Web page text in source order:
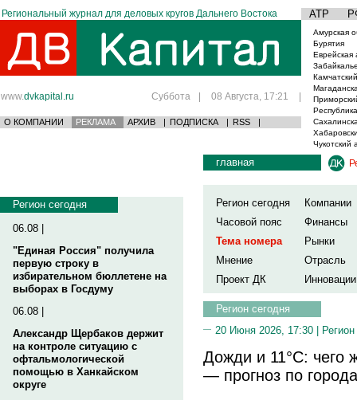
Региональный журнал для деловых кругов Дальнего Востока АТР
www.dvkapital.ru Суббота | 08 Августа, 17:21 |
О КОМПАНИИ РЕКЛАМА АРХИВ | ПОДПИСКА | RSS |
Амурская
Бурятия
Еврейская
Чукотский
Регион сегодня
06.08 |
"Единая Россия" получила
первую строку в
избирательном бюллетене на
выборах в Госдуму
06.08 |
Александр Щербаков держит
на контроле ситуацию с
офтальмологической
помощью в Ханкайском
округе
главная
Регион сегодня
Компании
Часовой пояс
Финансы
Тема номера
Рынки
Мнение
Отрасль
Проект ДК
Инновации
Регион сегодня
20 Июня 2026, 17:30 |
Дожди и 11°C: чего
— прогноз по